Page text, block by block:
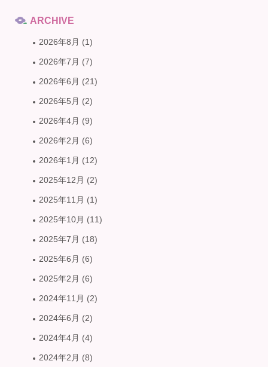
ARCHIVE
2026年8月 (1)
2026年7月 (7)
2026年6月 (21)
2026年5月 (2)
2026年4月 (9)
2026年2月 (6)
2026年1月 (12)
2025年12月 (2)
2025年11月 (1)
2025年10月 (11)
2025年7月 (18)
2025年6月 (6)
2025年2月 (6)
2024年11月 (2)
2024年6月 (2)
2024年4月 (4)
2024年2月 (8)